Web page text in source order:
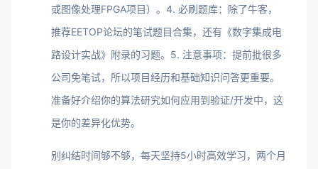
或图像处理FPGA项目）。4. 必刷题库：除了牛客，
推荐EETOP论坛的笔试题目合集，还有《数字集成电
路设计实战》附录的习题。5. 注意事项：提前批很多
公司免笔试，所以项目经历和基础知识问答更重要。
准备好介绍你的算法研究如何应用到验证/开发中，这
是你的差异化优势。
别纠结时间够不够，每天坚持5小时高效学习，两个月